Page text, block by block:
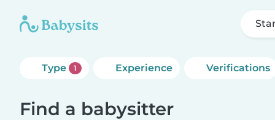
Type 1 Experience Verifications
Find a babysitter